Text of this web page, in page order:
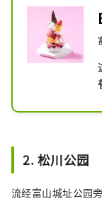
2. 松川公园
流经富山城址公园